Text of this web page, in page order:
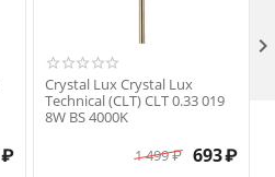
₽
Crystal Lux Crystal Lux
Technical (CLT) CLT 0.33 019
8W BS 4000K
1 499₽ 693₽
